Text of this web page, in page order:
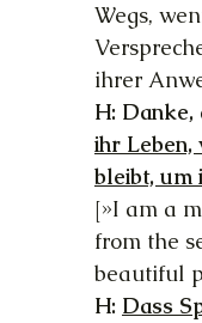
Wegs,
ihrer
H: Danke,
ihr Leben,
bleibt, um
[»I am a
from the
beautiful
H: Dass